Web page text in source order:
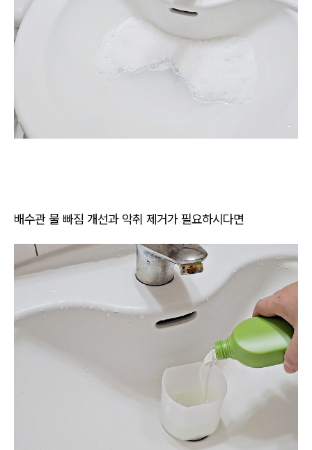
배수관 물 빠짐 개선과 악취 제거가 필요하시다면